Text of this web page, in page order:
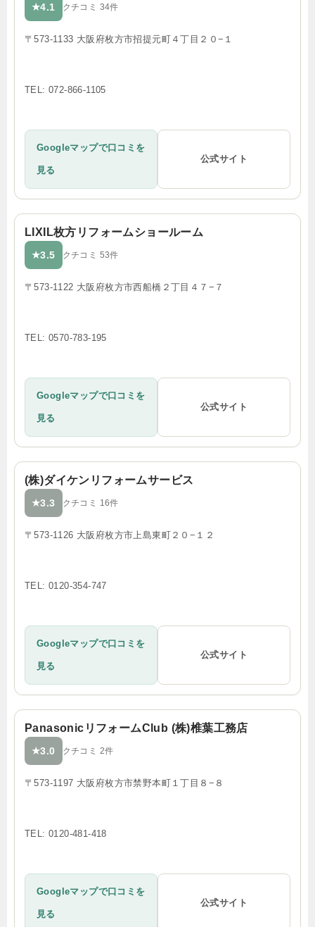
★4.1 クチコミ 34件
〒573-1133 大阪府枚方市招提元町４丁目２０−１
TEL: 072-866-1105
Googleマップで口コミを
見る
公式サイト
LIXIL枚方リフォームショールーム
★3.5 クチコミ 53件
〒573-1122 大阪府枚方市西船橋２丁目４７−７
TEL: 0570-783-195
Googleマップで口コミを
見る
公式サイト
(株)ダイケンリフォームサービス
★3.3 クチコミ 16件
〒573-1126 大阪府枚方市上島東町２０−１２
TEL: 0120-354-747
Googleマップで口コミを
見る
公式サイト
PanasonicリフォームClub (株)椎葉工務店
★3.0 クチコミ 2件
〒573-1197 大阪府枚方市禁野本町１丁目８−８
TEL: 0120-481-418
Googleマップで口コミを
見る
公式サイト